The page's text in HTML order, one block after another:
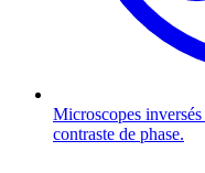
Microscopes inversés
contraste de phase.